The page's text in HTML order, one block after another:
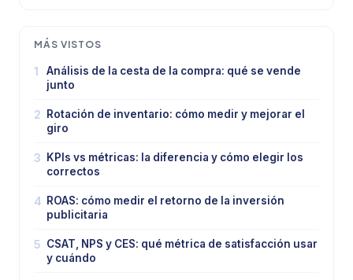
MÁS VISTOS
1
Análisis de la cesta de la compra: qué se vende
junto
2
Rotación de inventario: cómo medir y mejorar el
giro
3
KPIs vs métricas: la diferencia y cómo elegir los
correctos
4 ROAS: cómo medir el retorno de la inversión
publicitaria
5 CSAT, NPS y CES: qué métrica de satisfacción usar
y cuándo